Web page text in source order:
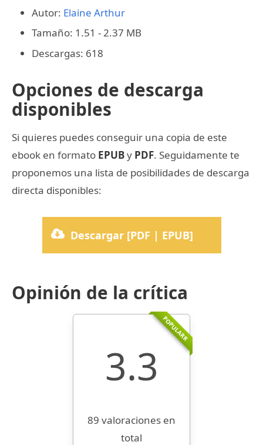
Autor: Elaine Arthur
Tamaño: 1.51 - 2.37 MB
Descargas: 618
Opciones de descarga
disponibles
Si quieres puedes conseguir una copia de este
ebook en formato EPUBy PDF. Seguidamente te
proponemos una lista de posibilidades de descarga
directa disponibles:
Descargar [PDF | EPUB]
Opinión de la crítica
POPULARR
3.3
89 valoraciones en
total